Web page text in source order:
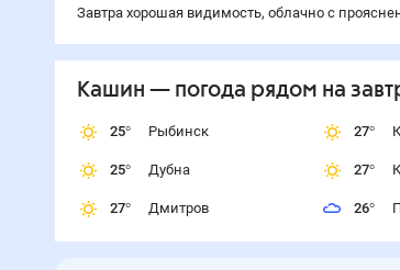
Завтра хорошая видимость, облачно с
Кашин — погода рядом на
25° Рыбинск
25° Дубна
27° Дмитров
27°
27°
26°